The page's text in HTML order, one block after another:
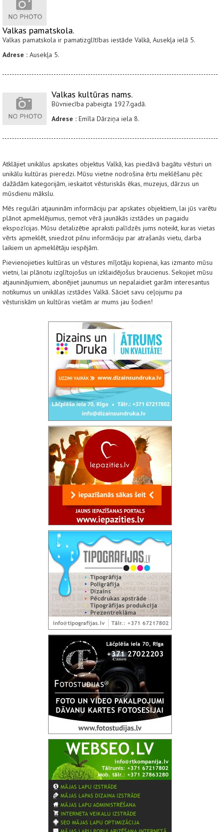
Valkas pamatskola.
Valkas pamatskola ir pamatizglītības iestāde Valkā, Ausekļa ielā 5.
Adrese : Ausekļa 5.
Valkas kultūras nams.
Būvniecība pabeigta 1927.gadā.
Adrese : Emīla Dārziņa iela 8.
Atklājiet unikālus apskates objektus Valkā, kas piedāvā bagātu vēsturi un
unikālu kultūras pieredzi. Mūsu vietne nodrošina ērtu meklēšanu pēc
dažādām kategorijām, ieskaitot vēsturiskās ēkas, muzejus, dārzus un
mūsdienu mākslu.
Mēs regulāri atjauninām informāciju par apskates objektiem, lai jūs varētu
plānot apmeklējumus, ņemot vērā jaunākās izstādes un pagaidu
ekspozīcijas. Mūsu detalizētie apraksti palīdzēs jums noteikt, kuras vietas
vērts apmeklēt, sniedzot pilnu informāciju par atrašanās vietu, darba
laikiem un apmeklētāju iespējām.
Pievienojieties kultūras un vēstures mīļotāju kopienai, kas izmanto mūsu
vietni, lai plānotu izglītojošus un izklaidējošus braucienus. Sekojiet mūsu
atjauninājumiem, abonējiet jaunumus un nepalaidiet garām interesantus
notikumus un unikālas izstādes Valkā. Sāciet savu ceļojumu pa
vēsturiskām un kultūras vietām ar mums jau šodien!